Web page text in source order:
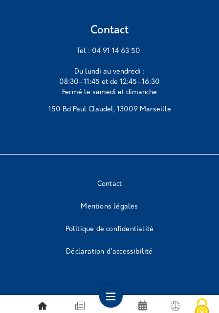
Contact
Tel : 04 91 14 63 50
Du lundi au vendredi :
08:30–11:45 et de 12:45–16:30
Fermé le samedi et dimanche
150 Bd Paul Claudel, 13009 Marseille
Contact
Mentions légales
Politique de confidentialité
Déclaration d'accessibilité